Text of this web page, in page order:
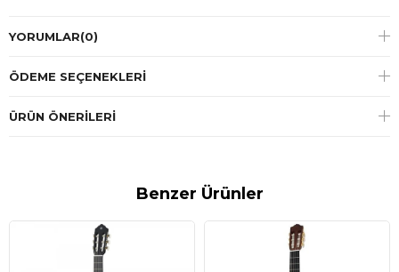
YORUMLAR(0)
ÖDEME SEÇENEKLERI
ÜRÜN ÖNERILERI
Benzer Ürünler